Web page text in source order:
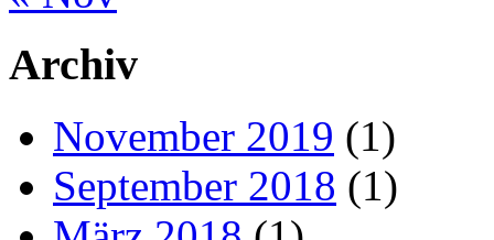
Archiv
November 2019 (1)
September 2018 (1)